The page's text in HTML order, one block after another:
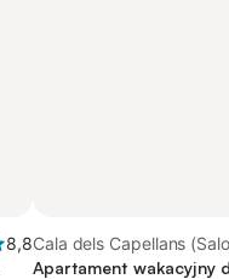
8,8Cala dels Capellans
Apartament wakacyjny